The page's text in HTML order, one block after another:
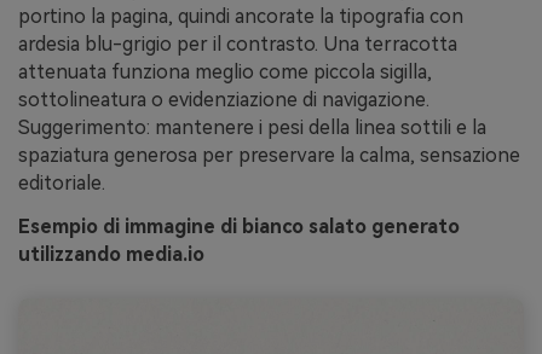
portino la pagina, quindi ancorate la tipografia con
ardesia blu-grigio per il contrasto. Una terracotta
attenuata funziona meglio come piccola sigilla,
sottolineatura o evidenziazione di navigazione.
Suggerimento: mantenere i pesi della linea sottili e la
spaziatura generosa per preservare la calma, sensazione
editoriale.
Esempio di immagine di bianco salato generato
utilizzando media.io